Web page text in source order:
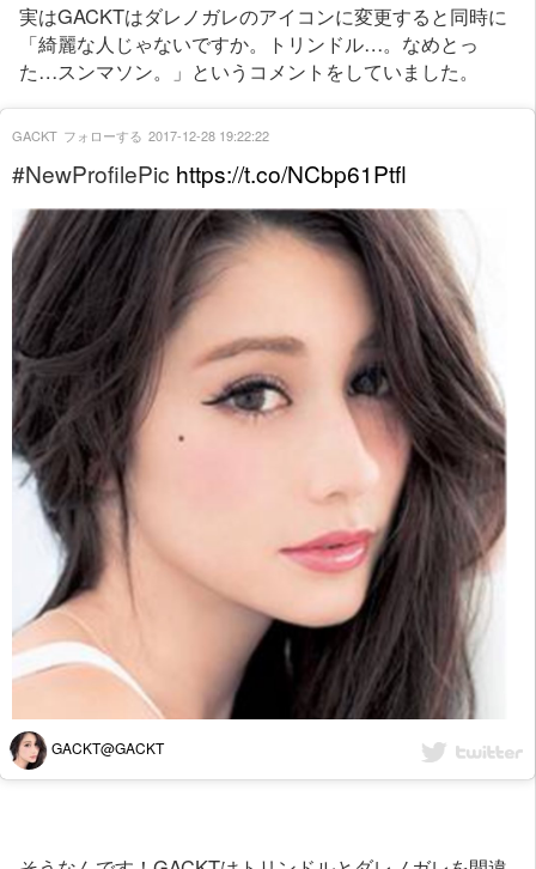
実はGACKTはダレノガレのアイコンに変更すると同時に
「綺麗な人じゃないですか。トリンドル…。なめとっ
た…スンマソン。」というコメントをしていました。
#NewProfilePic https://t.co/NCbp61Ptfl
GACKT@GACKT
GACKT フォローする 2017-12-28 19:22:22